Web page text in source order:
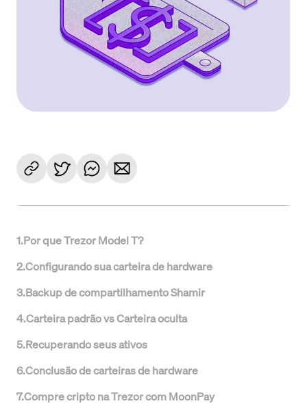
1.Por que Trezor Model T?
2.Configurando sua carteira de hardware
3.Backup de compartilhamento Shamir
4.Carteira padrão vs Carteira oculta
5.Recuperando seus ativos
6.Conclusão de carteiras de hardware
7.Compre cripto na Trezor com MoonPay